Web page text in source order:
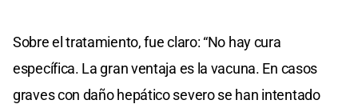
Sobre el tratamiento, fue claro: “No hay cura
específica. La gran ventaja es la vacuna. En casos
graves con daño hepático severo se han intentado